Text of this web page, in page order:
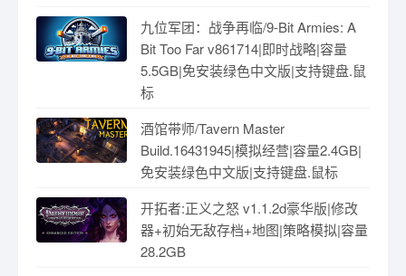
九位军团：战争再临/9-Bit Armies: A
Bit Too Far v861714|即时战略|容量
5.5GB|免安装绿色中文版|支持键盘.鼠
标
酒馆带师/Tavern Master
Build.16431945|模拟经营|容量2.4GB|
免安装绿色中文版|支持键盘.鼠标
开拓者:正义之怒 v1.1.2d豪华版|修改
器+初始无敌存档+地图|策略模拟|容量
28.2GB